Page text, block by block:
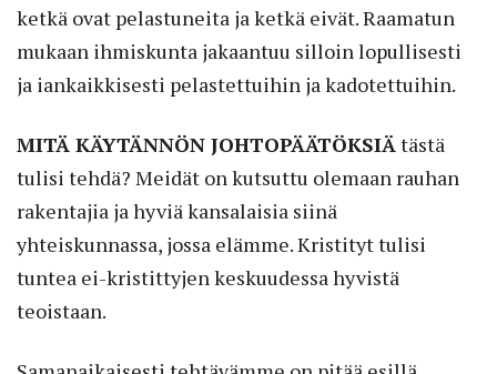
ketkä ovat pelastuneita ja ketkä eivät. Raamatun
mukaan ihmiskunta jakaantuu silloin lopullisesti
ja iankaikkisesti pelastettuihin ja kadotettuihin.
MITÄ KÄYTÄNNÖN JOHTOPÄÄTÖKSIÄtästä
tulisi tehdä? Meidät on kutsuttu olemaan rauhan
rakentajia ja hyviä kansalaisia siinä
yhteiskunnassa, jossa elämme. Kristityt tulisi
tuntea ei-kristittyjen keskuudessa hyvistä
teoistaan.